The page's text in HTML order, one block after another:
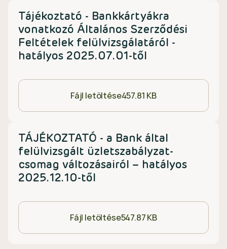
Tájékoztató - Bankkártyákra
vonatkozó Általános Szerződési
Feltételek felülvizsgálatáról -
hatályos 2025.07.01-től
Fájl letöltése457.81 KB
TÁJÉKOZTATÓ - a Bank által
felülvizsgált üzletszabályzat-
csomag változásairól – hatályos
2025.12.10-től
Fájl letöltése547.87 KB